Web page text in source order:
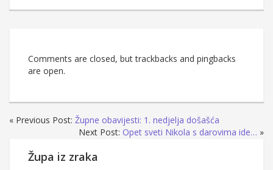
Comments are closed, but trackbacks and pingbacks
are open.
« Previous Post: Župne obavijesti: 1. nedjelja došašća
Next Post: Opet sveti Nikola s darovima ide… »
Župa iz zraka